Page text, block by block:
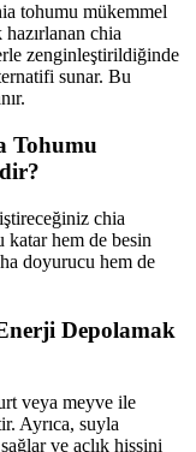
tohumu mükemmel
chia
zenginleştirildiğinde
sunar. Bu
Tohumu
chia
katar hem de besin
doyurucu hem de
Depolamak
veya meyve ile
Ayrıca, suyla
ve açlık hissini